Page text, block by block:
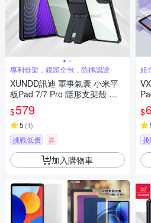
專利骨架，鏡頭全包，防摔認證
XUNDD訊迪 軍事氣囊 小米平
板Pad 7/7 Pro 隱形支架殼 平
板防摔保護套(極簡黑)
$579
5 (1)
挑戰低價 券
加入購物車
組
$